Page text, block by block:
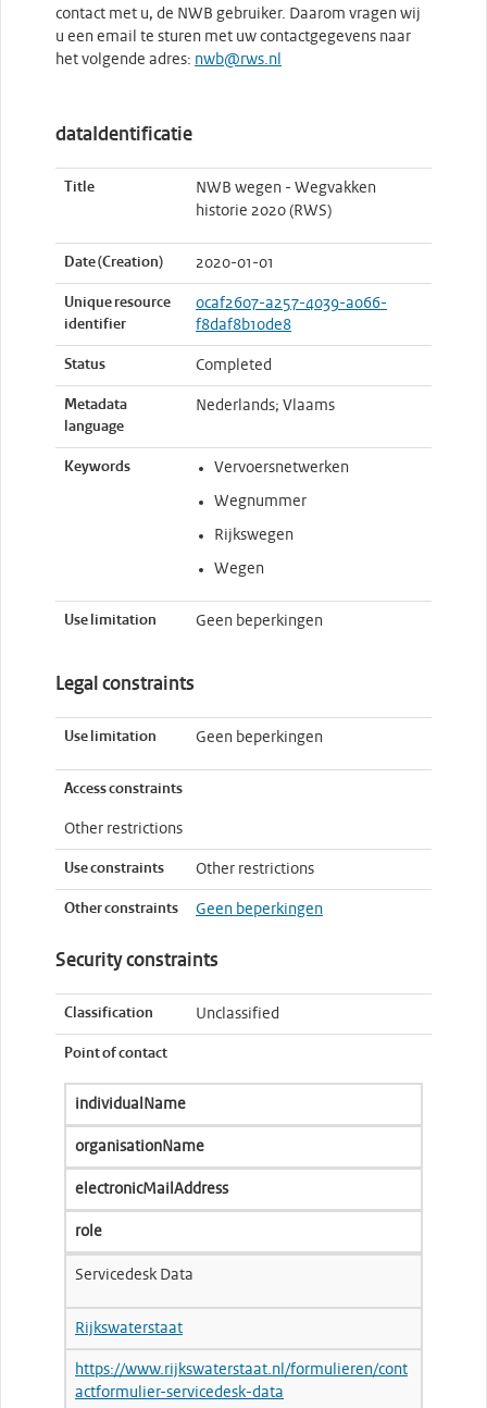
contact met u, de NWB gebruiker. Daarom vragen wij
u een email te sturen met uw contactgegevens naar
het volgende adres: nwb@rws.nl
dataIdentificatie
Title
NWB wegen - Wegvakken
historie 2020 (RWS)
Date (Creation) 2020-01-01
Unique resource
identifier
0caf2607-a257-4039-a066-
f8daf8b10de8
Status Completed
Metadata
language
Nederlands; Vlaams
Keywords Vervoersnetwerken
Wegnummer
Rijkswegen
Wegen
Use limitation Geen beperkingen
Legal constraints
Use limitation Geen beperkingen
Access constraints
Other restrictions
Use constraints Other restrictions
Other constraints Geen beperkingen
Security constraints
Classification Unclassified
Point of contact
individualName
organisationName
electronicMailAddress
role
Servicedesk Data
Rijkswaterstaat
https://www.rijkswaterstaat.nl/formulieren/cont
actformulier-servicedesk-data